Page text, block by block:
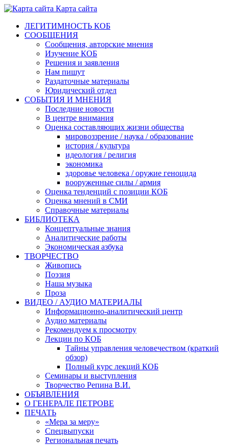
Карта сайта
ЛЕГИТИМНОСТЬ КОБ
СООБЩЕНИЯ
Сообщения, авторские мнения
Изучение КОБ
Решения и заявления
Нам пишут
Раздаточные материалы
Юридический отдел
СОБЫТИЯ И МНЕНИЯ
Последние новости
В центре внимания
Оценка составляющих жизни общества
мировоззрение / наука / образование
история / культура
идеология / религия
экономика
здоровье человека / оружие геноцида
вооруженные силы / армия
Оценка тенденций с позиции КОБ
Оценка мнений в СМИ
Справочные материалы
БИБЛИОТЕКА
Концептуальные знания
Аналитические работы
Экономическая азбука
ТВОРЧЕСТВО
Живопись
Поэзия
Наша музыка
Проза
ВИДЕО / АУДИО МАТЕРИАЛЫ
Информационно-аналитический центр
Аудио материалы
Рекомендуем к просмотру
Лекции по КОБ
Тайны управления человечеством (краткий
обзор)
Полный курс лекций КОБ
Семинары и выступления
Творчество Репина В.И.
ОБЪЯВЛЕНИЯ
О ГЕНЕРАЛЕ ПЕТРОВЕ
ПЕЧАТЬ
«Мера за меру»
Спецвыпуски
Региональная печать